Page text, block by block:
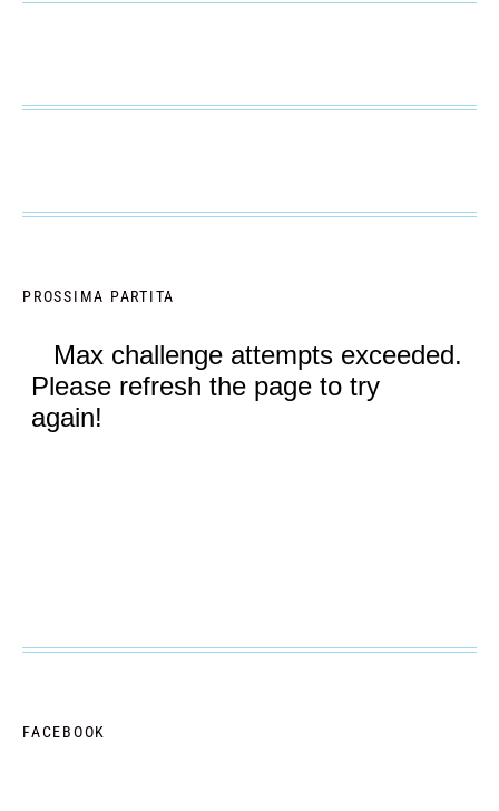
PROSSIMA PARTITA
FACEBOOK